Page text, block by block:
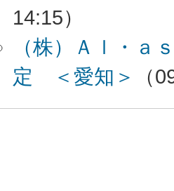
14:15）
（株）Ａｌ・ａ
定 ＜愛知＞
（